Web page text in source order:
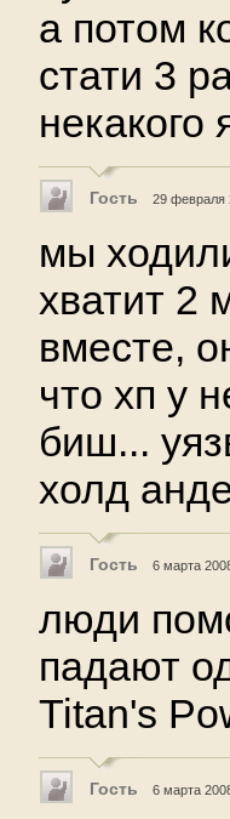
а потом
стати 3
Гость 29 февраля
мы
хватит 2
вместе,
что хп у
биш...
холд
Гость 6 марта
люди
падают
Titan's
Гость 6 марта